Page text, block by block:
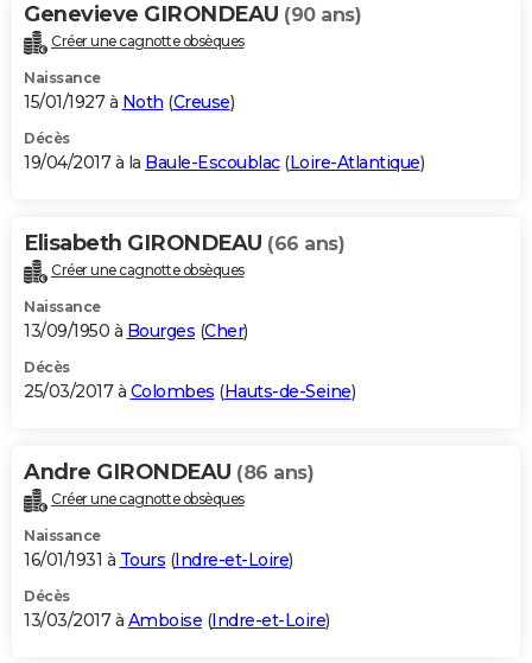
Genevieve GIRONDEAU (90 ans)
Créer une cagnotte obsèques
Naissance
15/01/1927 à Noth (Creuse)
Décès
19/04/2017 à la Baule-Escoublac(Loire-Atlantique)
Elisabeth GIRONDEAU (66 ans)
Créer une cagnotte obsèques
Naissance
13/09/1950 à Bourges (Cher)
Décès
25/03/2017 à Colombes (Hauts-de-Seine)
Andre GIRONDEAU (86 ans)
Créer une cagnotte obsèques
Naissance
16/01/1931 à Tours (Indre-et-Loire)
Décès
13/03/2017 à Amboise (Indre-et-Loire)